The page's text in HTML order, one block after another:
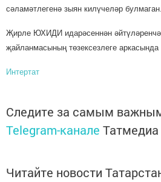
сәламәтлегенә зыян килүчеләр булмаган.
Җирле ЮХИДИ идарәсеннән
җайланмасының төзексезлеге
Интертат
Следите за самым
Telegram-канале Татмедиа
Читайте новости